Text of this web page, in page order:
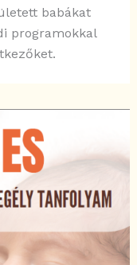
babákat
programokkal